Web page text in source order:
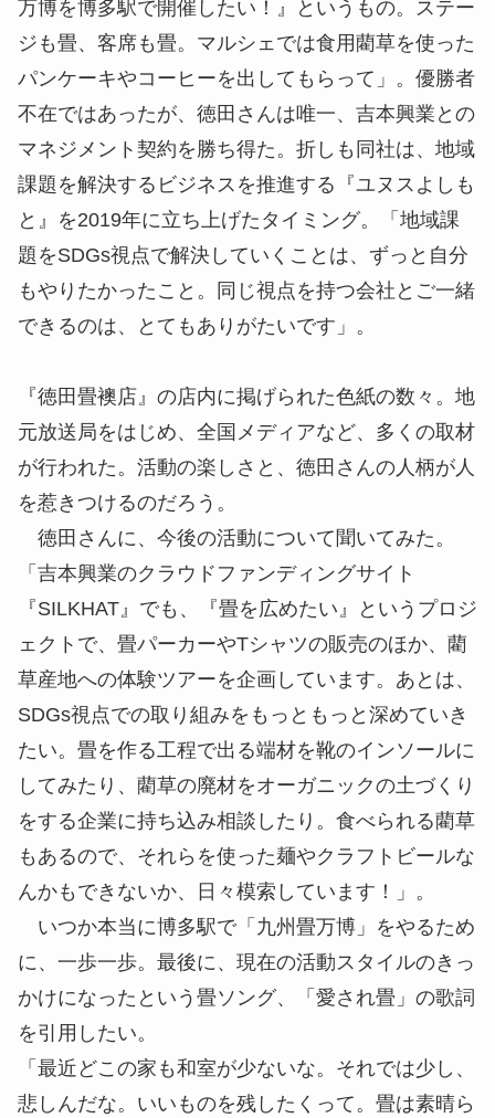
万博を博多駅で開催したい！』というもの。ステー
ジも畳、客席も畳。マルシェでは食用藺草を使った
パンケーキやコーヒーを出してもらって」。優勝者
不在ではあったが、徳田さんは唯一、吉本興業との
マネジメント契約を勝ち得た。折しも同社は、地域
課題を解決するビジネスを推進する『ユヌスよしも
と』を2019年に立ち上げたタイミング。「地域課
題をSDGs視点で解決していくことは、ずっと自分
もやりたかったこと。同じ視点を持つ会社とご一緒
できるのは、とてもありがたいです」。
『徳田畳襖店』の店内に掲げられた色紙の数々。地
元放送局をはじめ、全国メディアなど、多くの取材
が行われた。活動の楽しさと、徳田さんの人柄が人
を惹きつけるのだろう。
徳田さんに、今後の活動について聞いてみた。
「吉本興業のクラウドファンディングサイト
『SILKHAT』でも、『畳を広めたい』というプロジ
ェクトで、畳パーカーやTシャツの販売のほか、藺
草産地への体験ツアーを企画しています。あとは、
SDGs視点での取り組みをもっともっと深めていき
たい。畳を作る工程で出る端材を靴のインソールに
してみたり、藺草の廃材をオーガニックの土づくり
をする企業に持ち込み相談したり。食べられる藺草
もあるので、それらを使った麺やクラフトビールな
んかもできないか、日々模索しています！」。
いつか本当に博多駅で「九州畳万博」をやるため
に、一歩一歩。最後に、現在の活動スタイルのきっ
かけになったという畳ソング、「愛され畳」の歌詞
を引用したい。
「最近どこの家も和室が少ないな。それでは少し、
悲しんだな。いいものを残したくって。畳は素晴ら